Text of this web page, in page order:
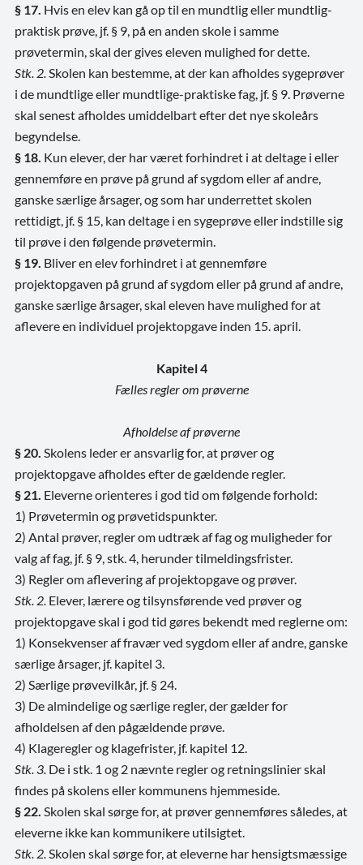
§ 17. Hvis en elev kan gå op til en mundtlig eller mundtlig-
praktisk prøve, jf. § 9, på en anden skole i samme
prøvetermin, skal der gives eleven mulighed for dette.
Stk. 2. Skolen kan bestemme, at der kan afholdes sygeprøver
i de mundtlige eller mundtlige-praktiske fag, jf. § 9. Prøverne
skal senest afholdes umiddelbart efter det nye skoleårs
begyndelse.
§ 18. Kun elever, der har været forhindret i at deltage i eller
gennemføre en prøve på grund af sygdom eller af andre,
ganske særlige årsager, og som har underrettet skolen
rettidigt, jf. § 15, kan deltage i en sygeprøve eller indstille sig
til prøve i den følgende prøvetermin.
§ 19. Bliver en elev forhindret i at gennemføre
projektopgaven på grund af sygdom eller på grund af andre,
ganske særlige årsager, skal eleven have mulighed for at
aflevere en individuel projektopgave inden 15. april.
Kapitel 4
Fælles regler om prøverne
Afholdelse af prøverne
§ 20. Skolens leder er ansvarlig for, at prøver og
projektopgave afholdes efter de gældende regler.
§ 21. Eleverne orienteres i god tid om følgende forhold:
1) Prøvetermin og prøvetidspunkter.
2) Antal prøver, regler om udtræk af fag og muligheder for
valg af fag, jf. § 9, stk. 4, herunder tilmeldingsfrister.
3) Regler om aflevering af projektopgave og prøver.
Stk. 2. Elever, lærere og tilsynsførende ved prøver og
projektopgave skal i god tid gøres bekendt med reglerne om:
1) Konsekvenser af fravær ved sygdom eller af andre, ganske
særlige årsager, jf. kapitel 3.
2) Særlige prøvevilkår, jf. § 24.
3) De almindelige og særlige regler, der gælder for
afholdelsen af den pågældende prøve.
4) Klageregler og klagefrister, jf. kapitel 12.
Stk. 3. De i stk. 1 og 2 nævnte regler og retningslinier skal
findes på skolens eller kommunens hjemmeside.
§ 22. Skolen skal sørge for, at prøver gennemføres således, at
eleverne ikke kan kommunikere utilsigtet.
Stk. 2. Skolen skal sørge for, at eleverne har hensigtsmæssige